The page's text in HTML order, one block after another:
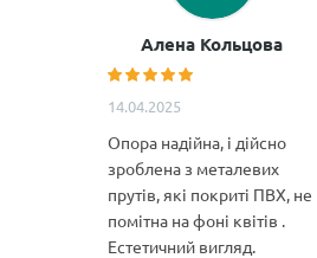
Алена Кольцова
14.04.2025
Опора надійна, і дійсно
зроблена з металевих
прутів, які покриті ПВХ, не
помітна на фоні квітів .
Естетичний вигляд.